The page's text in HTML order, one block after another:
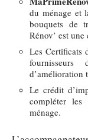
du ménage et
bouquets de
Rénov’ est
Les Certificats
fournisseurs
d’amélioration
Le crédit
compléter
ménage.